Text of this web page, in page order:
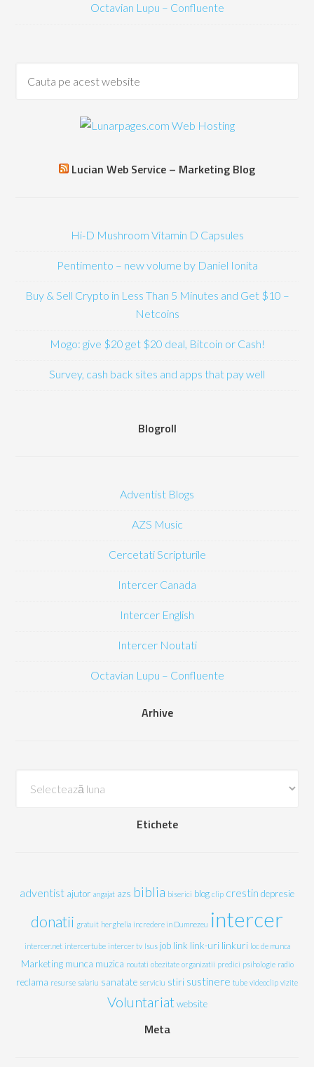
Octavian Lupu – Confluente
Lucian Web Service – Marketing Blog
Hi-D Mushroom Vitamin D Capsules
Pentimento – new volume by Daniel Ionita
Buy & Sell Crypto in Less Than 5 Minutes and Get $10 –
Netcoins
Mogo: give $20 get $20 deal, Bitcoin or Cash!
Survey, cash back sites and apps that pay well
Blogroll
Adventist Blogs
AZS Music
Cercetati Scripturile
Intercer Canada
Intercer English
Intercer Noutati
Octavian Lupu – Confluente
Arhive
Etichete
adventist ajutor angajat azs biblia biserici blog clip crestin depresie
donatii gratuit herghelia incredere in Dumnezeu intercer
intercer.net intercertube intercer tv Isus job link link-uri linkuri loc de munca
Marketing munca muzica noutati obezitate organizatii predici psihologie radio
reclama resurse salariu sanatate serviciu stiri sustinere tube videoclip vizite
Voluntariat website
Meta